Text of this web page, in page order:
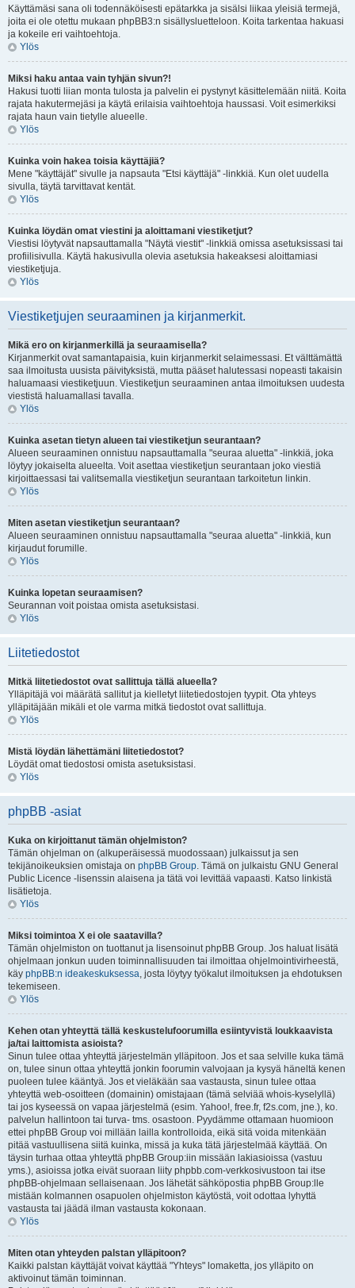
Käyttämäsi sana oli todennäköisesti epätarkka ja sisälsi liikaa yleisiä termejä,
joita ei ole otettu mukaan phpBB3:n sisällysluetteloon. Koita tarkentaa hakuasi
ja kokeile eri vaihtoehtoja.
Ylös
Miksi haku antaa vain tyhjän sivun?!
Hakusi tuotti liian monta tulosta ja palvelin ei pystynyt käsittelemään niitä. Koita
rajata hakutermejäsi ja käytä erilaisia vaihtoehtoja haussasi. Voit esimerkiksi
rajata haun vain tietylle alueelle.
Ylös
Kuinka voin hakea toisia käyttäjiä?
Mene "käyttäjät" sivulle ja napsauta "Etsi käyttäjä" -linkkiä. Kun olet uudella
sivulla, täytä tarvittavat kentät.
Ylös
Kuinka löydän omat viestini ja aloittamani viestiketjut?
Viestisi löytyvät napsauttamalla "Näytä viestit" -linkkiä omissa asetuksissasi tai
profiilisivulla. Käytä hakusivulla olevia asetuksia hakeaksesi aloittamiasi
viestiketjuja.
Ylös
Viestiketjujen seuraaminen ja kirjanmerkit.
Mikä ero on kirjanmerkillä ja seuraamisella?
Kirjanmerkit ovat samantapaisia, kuin kirjanmerkit selaimessasi. Et välttämättä
saa ilmoitusta uusista päivityksistä, mutta pääset halutessasi nopeasti takaisin
haluamaasi viestiketjuun. Viestiketjun seuraaminen antaa ilmoituksen uudesta
viestistä haluamallasi tavalla.
Ylös
Kuinka asetan tietyn alueen tai viestiketjun seurantaan?
Alueen seuraaminen onnistuu napsauttamalla "seuraa aluetta" -linkkiä, joka
löytyy jokaiselta alueelta. Voit asettaa viestiketjun seurantaan joko viestiä
kirjoittaessasi tai valitsemalla viestiketjun seurantaan tarkoitetun linkin.
Ylös
Miten asetan viestiketjun seurantaan?
Alueen seuraaminen onnistuu napsauttamalla "seuraa aluetta" -linkkiä, kun
kirjaudut forumille.
Ylös
Kuinka lopetan seuraamisen?
Seurannan voit poistaa omista asetuksistasi.
Ylös
Liitetiedostot
Mitkä liitetiedostot ovat sallittuja tällä alueella?
Ylläpitäjä voi määrätä sallitut ja kielletyt liitetiedostojen tyypit. Ota yhteys
ylläpitäjään mikäli et ole varma mitkä tiedostot ovat sallittuja.
Ylös
Mistä löydän lähettämäni liitetiedostot?
Löydät omat tiedostosi omista asetuksistasi.
Ylös
phpBB -asiat
Kuka on kirjoittanut tämän ohjelmiston?
Tämän ohjelman on (alkuperäisessä muodossaan) julkaissut ja sen
tekijänoikeuksien omistaja on phpBB Group. Tämä on julkaistu GNU General
Public Licence -lisenssin alaisena ja tätä voi levittää vapaasti. Katso linkistä
lisätietoja.
Ylös
Miksi toimintoa X ei ole saatavilla?
Tämän ohjelmiston on tuottanut ja lisensoinut phpBB Group. Jos haluat lisätä
ohjelmaan jonkun uuden toiminnallisuuden tai ilmoittaa ohjelmointivirheestä,
käy phpBB:n ideakeskuksessa, josta löytyy työkalut ilmoituksen ja ehdotuksen
tekemiseen.
Ylös
Kehen otan yhteyttä tällä keskustelufoorumilla esiintyvistä loukkaavista
ja/tai laittomista asioista?
Sinun tulee ottaa yhteyttä järjestelmän ylläpitoon. Jos et saa selville kuka tämä
on, tulee sinun ottaa yhteyttä jonkin foorumin valvojaan ja kysyä häneltä kenen
puoleen tulee kääntyä. Jos et vieläkään saa vastausta, sinun tulee ottaa
yhteyttä web-osoitteen (domainin) omistajaan (tämä selviää whois-kyselyllä)
tai jos kyseessä on vapaa järjestelmä (esim. Yahoo!, free.fr, f2s.com, jne.), ko.
palvelun hallintoon tai turva- tms. osastoon. Pyydämme ottamaan huomioon
ettei phpBB Group voi millään lailla kontrolloida, eikä sitä voida mitenkään
pitää vastuullisena siitä kuinka, missä ja kuka tätä järjestelmää käyttää. On
täysin turhaa ottaa yhteyttä phpBB Group:iin missään lakiasioissa (vastuu
yms.), asioissa jotka eivät suoraan liity phpbb.com-verkkosivustoon tai itse
phpBB-ohjelmaan sellaisenaan. Jos lähetät sähköpostia phpBB Group:lle
mistään kolmannen osapuolen ohjelmiston käytöstä, voit odottaa lyhyttä
vastausta tai jäädä ilman vastausta kokonaan.
Ylös
Miten otan yhteyden palstan ylläpitoon?
Kaikki palstan käyttäjät voivat käyttää "Yhteys" lomaketta, jos ylläpito on
aktivoinut tämän toiminnan.